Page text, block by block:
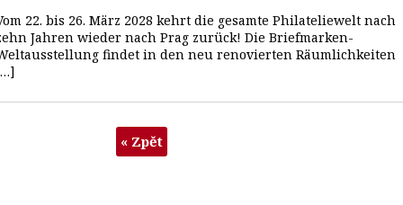
22. bis 26. März 2028 kehrt die gesamte Philateliewelt nach
Jahren wieder nach Prag zurück! Die Briefmarken-
findet in den neu renovierten Räumlichkeiten
« Zpět